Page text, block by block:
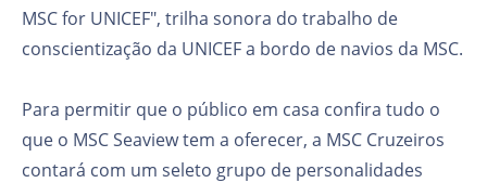
MSC for UNICEF", trilha sonora do trabalho de
conscientização da UNICEF a bordo de navios da MSC.
Para permitir que o público em casa confira tudo o
que o MSC Seaview tem a oferecer, a MSC Cruzeiros
contará com um seleto grupo de personalidades